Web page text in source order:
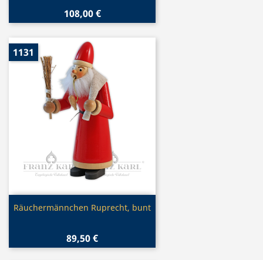
108,00 €
Vorschau
Räuchermännchen Ruprecht, bunt
89,50 €
1131